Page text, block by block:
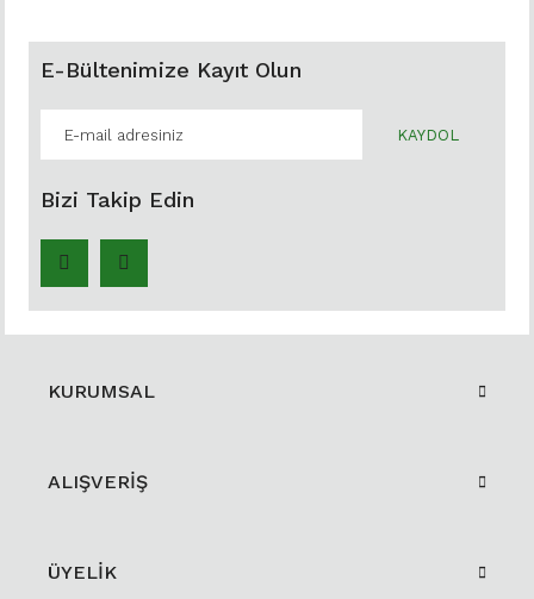
E-Bültenimize Kayıt Olun
KAYDOL
Bizi Takip Edin
KURUMSAL
ALIŞVERİŞ
ÜYELİK